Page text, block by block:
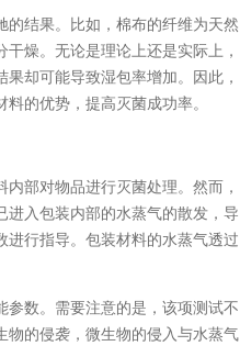
结果。比如，棉布的纤维为天然
燥。无论是理论上还是实际上，
却可能导致湿包率增加。因此，
的优势，提高灭菌成功率。
部对物品进行灭菌处理。然而，
进入包装内部的水蒸气的散发，导
行指导。包装材料的水蒸气透过
数。需要注意的是，该项测试不
物的侵袭，微生物的侵入与水蒸气